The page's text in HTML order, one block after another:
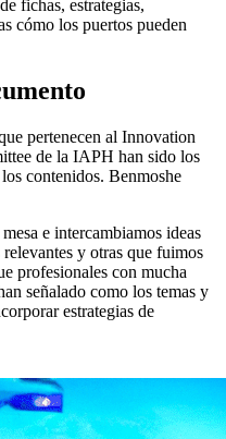
fichas, estrategias,
cómo los puertos pueden
pertenecen al Innovation
de la IAPH han sido los
contenidos. Benmoshe
e intercambiamos ideas
y otras que fuimos
profesionales con mucha
señalado como los temas y
estrategias de